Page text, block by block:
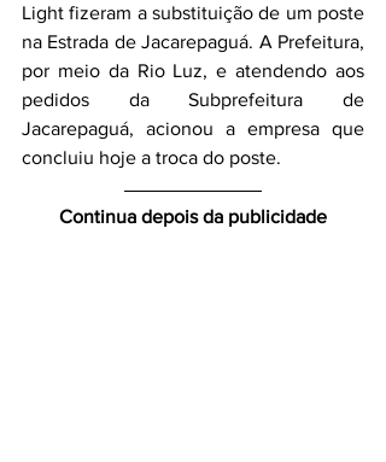
Light fizeram a substituição de um poste
na Estrada de Jacarepaguá. A Prefeitura,
por meio da Rio Luz, e atendendo aos
pedidos da Subprefeitura de
Jacarepaguá, acionou a empresa que
concluiu hoje a troca do poste.
Continua depois da publicidade